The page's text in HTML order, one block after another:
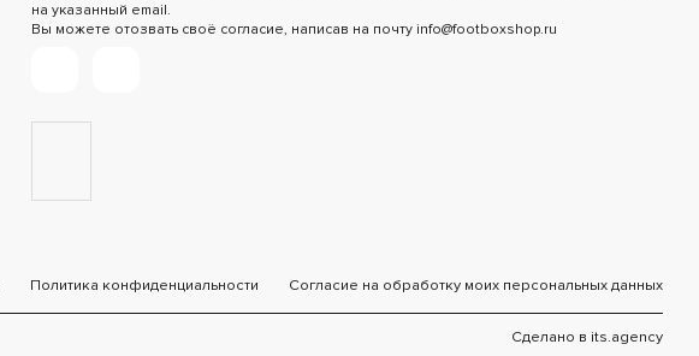
на указанный email.
Вы можете отозвать своё согласие, написав на почту info@footboxshop.ru
Политика конфиденциальности Согласие на обработку моих персональных данных
Сделано в its.agency